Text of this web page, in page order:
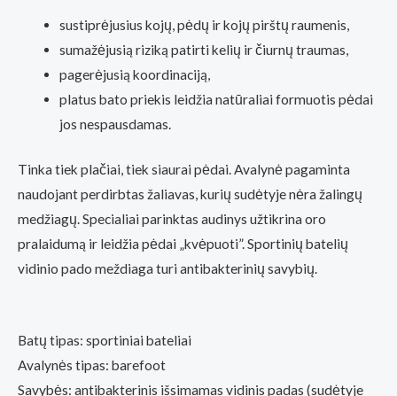
sustiprėjusius kojų, pėdų ir kojų pirštų raumenis,
sumažėjusią riziką patirti kelių ir čiurnų traumas,
pagerėjusią koordinaciją,
platus bato priekis leidžia natūraliai formuotis pėdai
jos nespausdamas.
Tinka tiek plačiai, tiek siaurai pėdai. Avalynė pagaminta
naudojant perdirbtas žaliavas, kurių sudėtyje nėra žalingų
medžiagų. Specialiai parinktas audinys užtikrina oro
pralaidumą ir leidžia pėdai „kvėpuoti”. Sportinių batelių
vidinio pado meždiaga turi antibakterinių savybių.
Batų tipas: sportiniai bateliai
Avalynės tipas: barefoot
Savybės: antibakterinis išsimamas vidinis padas (sudėtyje